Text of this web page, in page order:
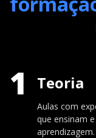
1 Teoria
Aulas com
que ensinam
aprendizagem.